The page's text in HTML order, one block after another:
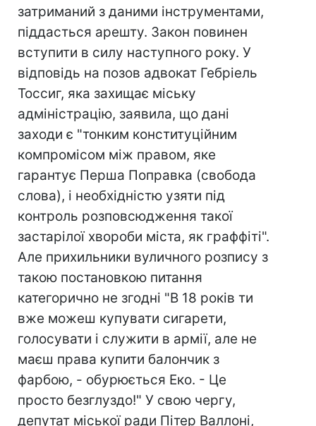
затриманий з даними інструментами,
піддасться арешту. Закон повинен
вступити в силу наступного року. У
відповідь на позов адвокат Гебріель
Тоссиг, яка захищає міську
адміністрацію, заявила, що дані
заходи є "тонким конституційним
компромісом між правом, яке
гарантує Перша Поправка (свобода
слова), і необхідністю узяти під
контроль розповсюдження такої
застарілої хвороби міста, як граффіті".
Але прихильники вуличного розпису з
такою постановкою питання
категорично не згодні "В 18 років ти
вже можеш купувати сигарети,
голосувати і служити в армії, але не
маєш права купити балончик з
фарбою, - обурюється Еко. - Це
просто безглуздо!" У свою чергу,
депутат міської ради Пітер Валлоні,